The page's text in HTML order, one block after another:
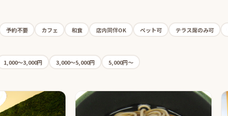
予約不要 カフェ 和食 店内同伴OK ペット可 テラス席のみ可
1,000〜3,000円 3,000〜5,000円 5,000円〜